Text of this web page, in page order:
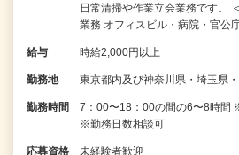
日常清掃や作業立会業務です。
業務 オフィスビル・病院・官公
給与 時給2,000円以上
勤務地 東京都内及び神奈川県・埼玉県
勤務時間
7：00〜18：00の間の6〜8時間
※勤務日数相談可
応募資格 未経験者歓迎